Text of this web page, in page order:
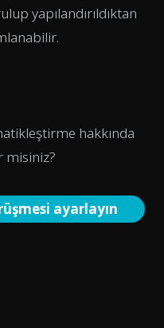
yapılandırıldıktan
hakkında
misiniz?
ayarlayın